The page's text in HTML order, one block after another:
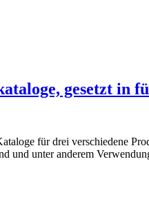
gesetzt in
für drei verschiedene
und unter anderem